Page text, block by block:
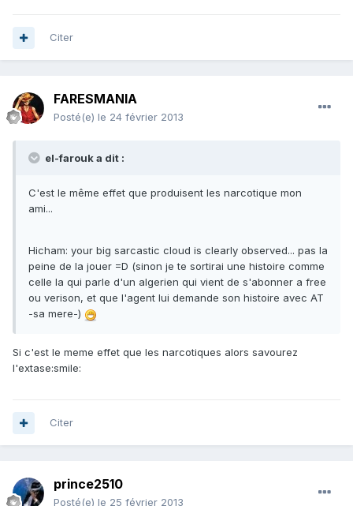
Citer
FARESMANIA
Posté(e) le 24 février 2013
el-farouk a dit :
C'est le même effet que produisent les narcotique mon
ami...
Hicham: your big sarcastic cloud is clearly observed... pas la
peine de la jouer =D (sinon je te sortirai une histoire comme
celle la qui parle d'un algerien qui vient de s'abonner a free
ou verison, et que l'agent lui demande son histoire avec AT
-sa mere-)
Si c'est le meme effet que les narcotiques alors savourez
l'extase:smile:
Citer
prince2510
Posté(e) le 25 février 2013